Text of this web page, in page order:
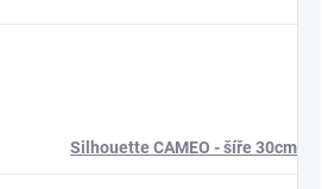
Silhouette CAMEO - šíře 30cm